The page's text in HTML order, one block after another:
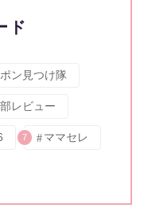
ド
ン見つけ隊
レビュー
7 ママセレ